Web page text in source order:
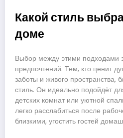
Какой стиль
доме
Выбор между этими подходами
предпочтений. Тем, кто ценит
заботы и живого пространства,
стиль. Он идеально подойдёт
детских комнат или уютной
легко расслабиться после
близкими, угостить гостей